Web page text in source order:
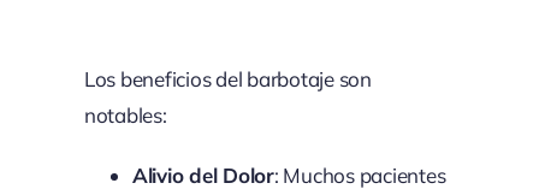
Los beneficios del barbotaje son
notables:
Alivio del Dolor: Muchos pacientes